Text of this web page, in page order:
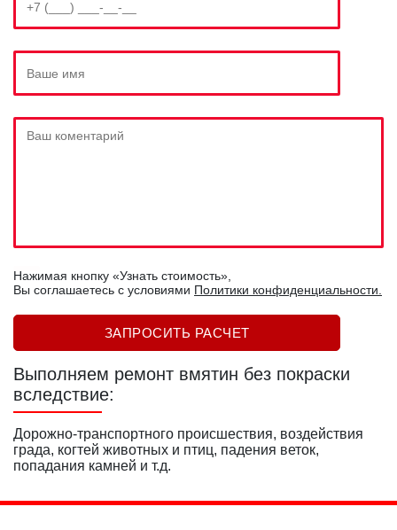
Нажимая кнопку «Узнать стоимость»,
Вы соглашаетесь c условиями Политики конфиденциальности.
Выполняем ремонт вмятин без покраски
вследствие:
Дорожно-транспортного происшествия, воздействия
града, когтей животных и птиц, падения веток,
попадания камней и т.д.